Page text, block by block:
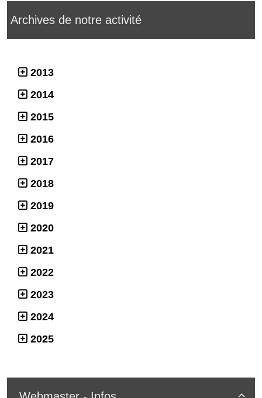
Archives de notre activité
2013
2014
2015
2016
2017
2018
2019
2020
2021
2022
2023
2024
2025
